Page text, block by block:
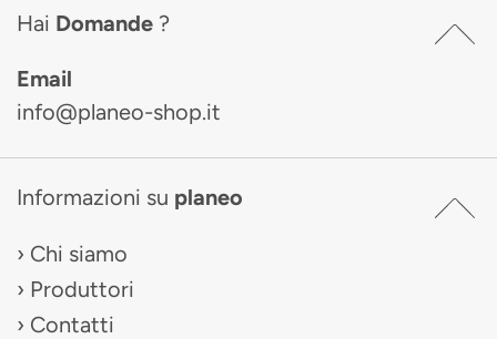
Hai Domande ?
Email
info@planeo-shop.it
Informazioni su planeo
Chi siamo
Produttori
Contatti